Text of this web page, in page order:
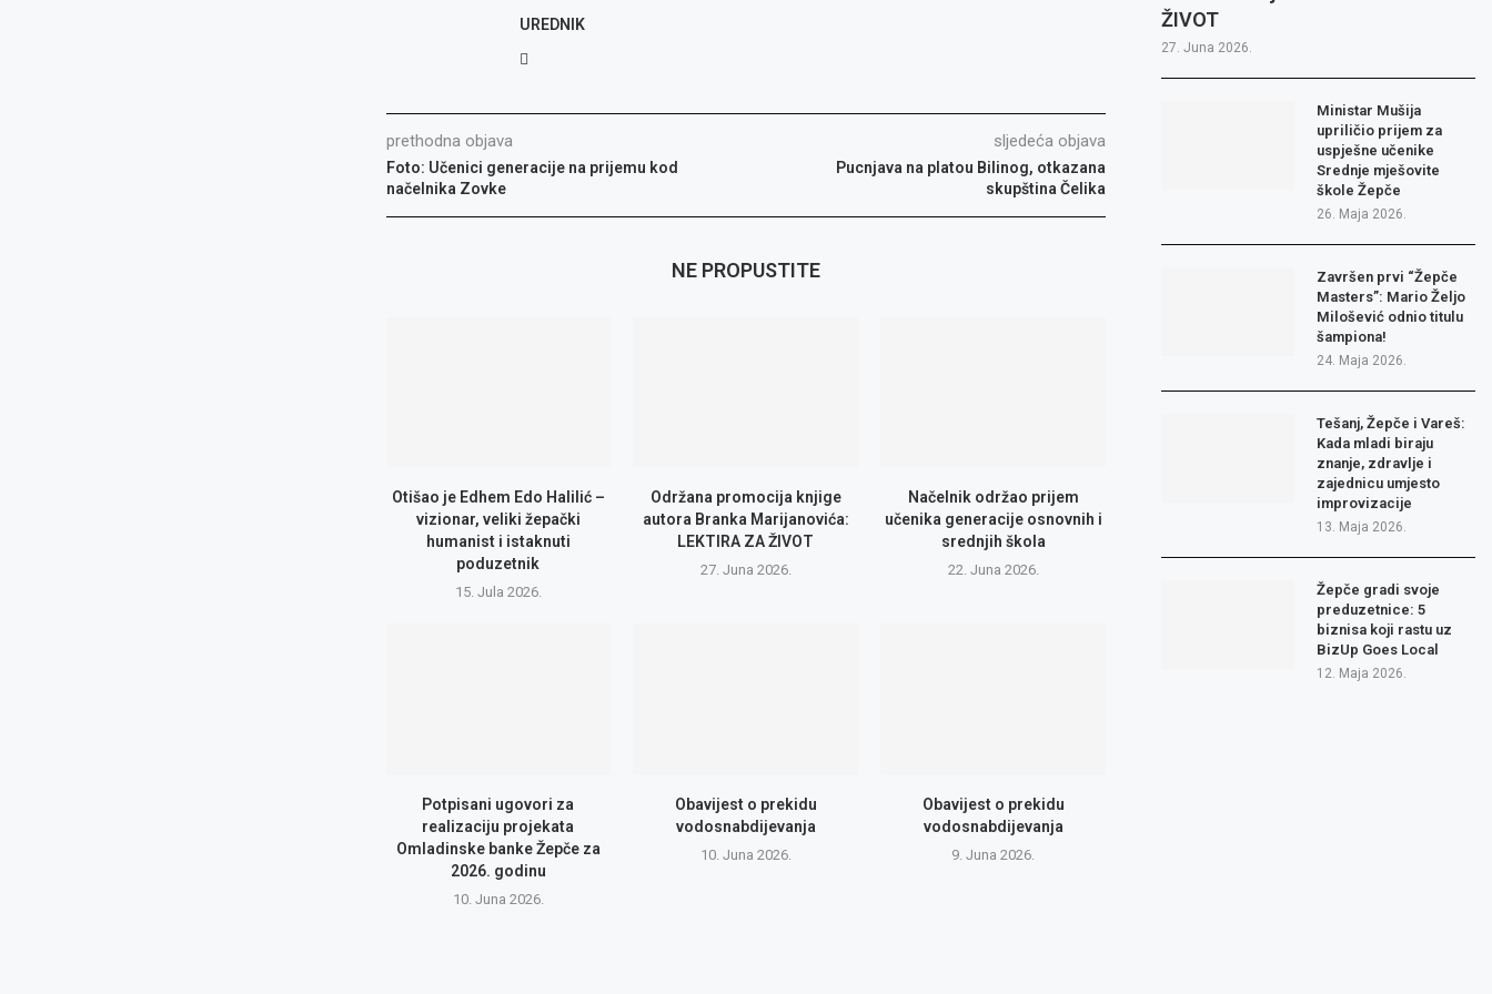
UREDNIK
prethodna objava
Foto: Učenici generacije na prijemu kod
načelnika Zovke
sljedeća objava
Pucnjava na platou Bilinog, otkazana
skupština Čelika
NE PROPUSTITE
Otišao je Edhem Edo Halilić –
vizionar, veliki žepački
humanist i istaknuti
poduzetnik
15. Jula 2026.
Održana promocija knjige
autora Branka Marijanovića:
LEKTIRA ZA ŽIVOT
27. Juna 2026.
Načelnik održao prijem
učenika generacije osnovnih i
srednjih škola
22. Juna 2026.
Potpisani ugovori za
realizaciju projekata
Omladinske banke Žepče za
2026. godinu
10. Juna 2026.
Obavijest o prekidu
vodosnabdijevanja
10. Juna 2026.
Obavijest o prekidu
vodosnabdijevanja
9. Juna 2026.
ŽIVOT
27. Juna 2026.
Ministar Mušija
upriličio prijem za
uspješne učenike
Srednje mješovite
škole Žepče
26. Maja 2026.
Završen prvi “Žepče
Masters”: Mario Željo
Milošević odnio titulu
šampiona!
24. Maja 2026.
Tešanj, Žepče i Vareš:
Kada mladi biraju
znanje, zdravlje i
zajednicu umjesto
improvizacije
13. Maja 2026.
Žepče gradi svoje
preduzetnice: 5
biznisa koji rastu uz
BizUp Goes Local
12. Maja 2026.